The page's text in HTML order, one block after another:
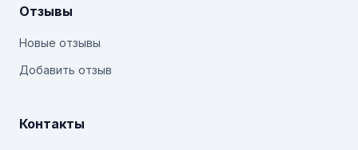
Отзывы
Новые отзывы
Добавить отзыв
Контакты